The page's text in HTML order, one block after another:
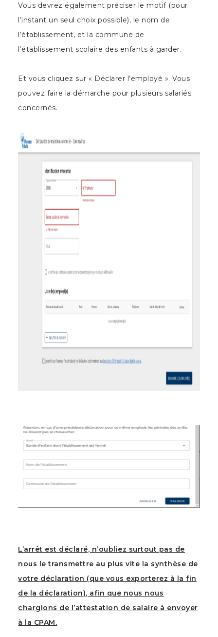
Vous devrez également préciser le motif (pour
l’instant un seul choix possible), le nom de
l’établissement, et la commune de
l’établissement scolaire des enfants à garder.
Et vous cliquez sur « Déclarer l’employé ». Vous
pouvez faire la démarche pour plusieurs salariés
concernés.
L’arrêt est déclaré, n’oubliez surtout pas de
nous le transmettre au plus vite la synthèse de
votre déclaration (que vous exporterez à la fin
de la déclaration), afin que nous nous
chargions de l’attestation de salaire à envoyer
à la CPAM.